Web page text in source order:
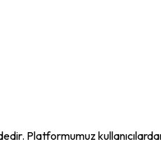
Platformumuz